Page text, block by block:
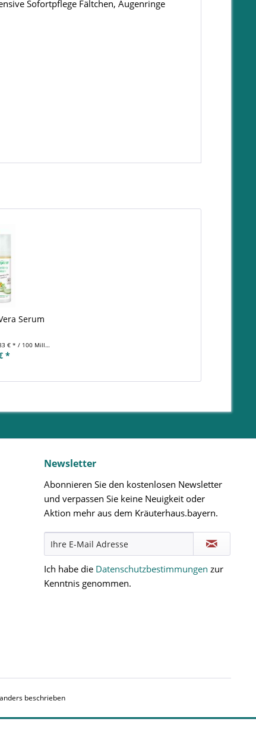
Sofortpflege Fältchen, Augenringe
Serum
€ * / 100 Milliliter)
*
Newsletter
Abonnieren Sie den kostenlosen Newsletter
und verpassen Sie keine Neuigkeit oder
Aktion mehr aus dem Kräuterhaus.bayern.
Ich habe die Datenschutzbestimmungen zur
Kenntnis genommen.
beschrieben